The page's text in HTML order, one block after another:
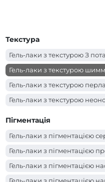
Текстура
Гель-лаки з текстурою З
Гель-лаки з текстурою
Гель-лаки з текстурою
Гель-лаки з текстурою
Пігментація
Гель-лаки з пігментацією
Гель-лаки з пігментацією
Гель-лаки з пігментацією